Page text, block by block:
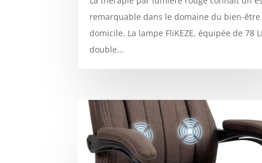
remarquable dans le domaine du bien-être
domicile. La lampe FliKEZE, équipée de 78
double...